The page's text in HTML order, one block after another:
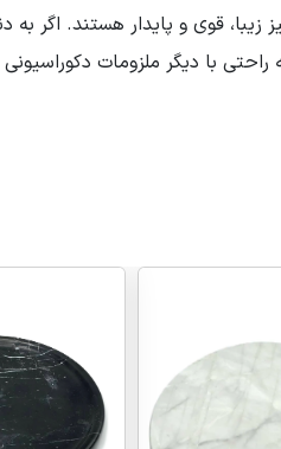
زیبا، قوی و پایدار هستند.
با دیگر ملزومات